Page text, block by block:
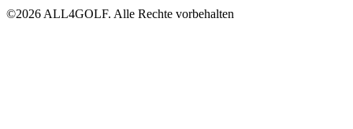
©2026 ALL4GOLF. Alle Rechte vorbehalten